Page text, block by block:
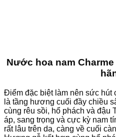
Nước hoa nam
Điểm đặc biệt làm nên sức hút
là tầng hương cuối đầy chiều
cùng rêu sồi, hổ phách và đậu
áp, sang trọng và cực kỳ nam
rất lâu trên da, càng về cuối